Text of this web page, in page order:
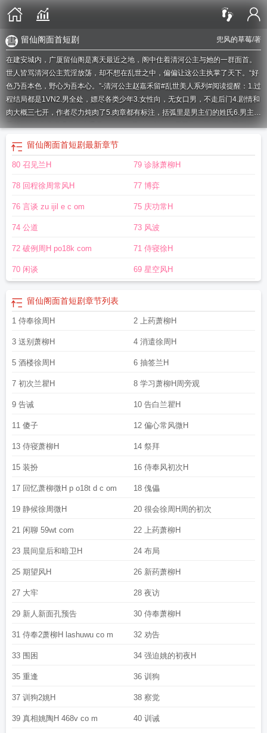
兜风的草莓/著
留仙阁面首短剧
在建安城内，广厦留仙阁是离天最近之地，阁中住着清河公主与她的一群面首。
世人皆骂清河公主荒淫放荡，却不想在乱世之中，偏偏让这公主执掌了天下。“好
色乃吾本色，野心为吾本心。”-清河公主赵嘉禾留#乱世美人系列#阅读提醒：1.过
程结局都是1VN2.男全处，嫖尽各类少年3.女性向，无女口男，不走后门4.剧情和
肉大概三七开，作者尽力炖肉了5.肉章都有标注，括弧里是男主们的姓氏6.男主数
量10+以上7.琳琅满目的大香蕉：粗的，弯的，长的，蘑菇形，纺锤形，巨形……
留仙阁面首新御
留仙阁面首百度 留仙阁面首短剧
说 留仙阁面首风的草莓
片
留仙阁面首短剧最新章节
80 召见兰H 79 诊脉萧柳H
78 回程徐周常风H 77 博弈
76 言谈 zu ijil e c om 75 庆功常H
74 公道 73 风波
72 破例周H po18k com 71 侍寝徐H
70 闲谈 69 星空风H
留仙阁面首短剧章节列表
1 侍奉徐周H 2 上药萧柳H
3 送别萧柳H 4 消遣徐周H
5 酒楼徐周H 6 抽签兰H
7 初次兰瞿H 8 学习萧柳H周旁观
9 告诫 10 告白兰瞿H
11 傻子 12 偏心常风微H
13 侍寝萧柳H 14 祭拜
15 装扮 16 侍奉风初次H
17 回忆萧柳微H p o18t d c om 18 傀儡
19 静候徐周微H 20 很会徐周H周的初次
21 闲聊 59wt com 22 上药萧柳H
23 晨间皇后和暗卫H 24 布局
25 期望风H 26 新药萧柳H
27 大牢 28 夜访
29 新人新面孔预告 30 侍奉萧柳H
31 侍奉2萧柳H lashuwu co m 32 劝告
33 围困 34 强迫姚的初夜H
35 重逢 36 训狗
37 训狗2姚H 38 察觉
39 真相姚陶H 468v co m 40 训诫